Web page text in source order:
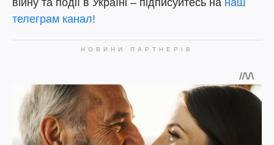
війну та події в Україні – підписуйтесь на наш
телеграм канал!